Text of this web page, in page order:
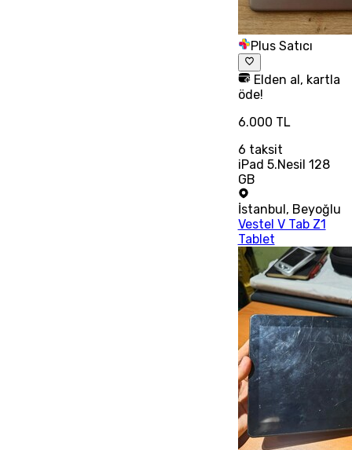
Plus Satıcı
Elden al, kartla
öde!
6.000 TL
6 taksit
iPad 5.Nesil 128
GB
İstanbul, Beyoğlu
Vestel V Tab Z1
Tablet